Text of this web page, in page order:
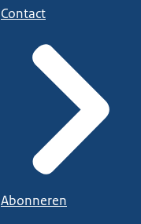
Contact
Abonneren